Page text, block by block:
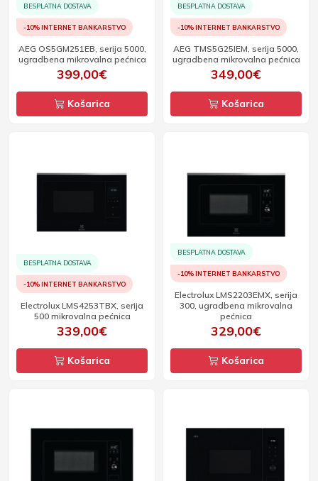
BESPLATNA DOSTAVA
-10% INTERNET BANKARSTVO
AEG OS5GM251EB, serija 5000,
ugradbena mikrovalna pećnica
399,00€
Košarica
BESPLATNA DOSTAVA
-10% INTERNET BANKARSTVO
AEG TMS5G25IEM, serija 5000,
ugradbena mikrovalna pećnica
349,00€
Košarica
BESPLATNA DOSTAVA
-10% INTERNET BANKARSTVO
Electrolux LMS4253TBX, serija
500 mikrovalna pećnica
339,00€
Košarica
BESPLATNA DOSTAVA
-10% INTERNET BANKARSTVO
Electrolux LMS2203EMX, serija
300, ugradbena mikrovalna
pećnica
329,00€
Košarica